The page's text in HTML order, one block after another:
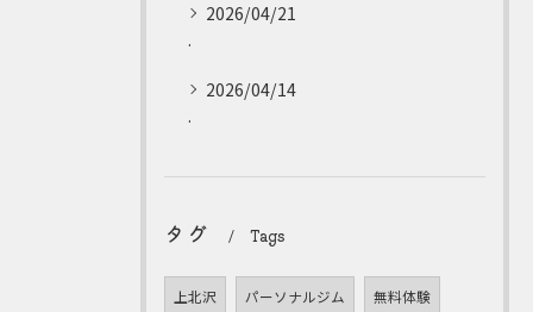
2026/04/21
.
2026/04/14
.
タグ Tags
上北沢 パーソナルジム 無料体験